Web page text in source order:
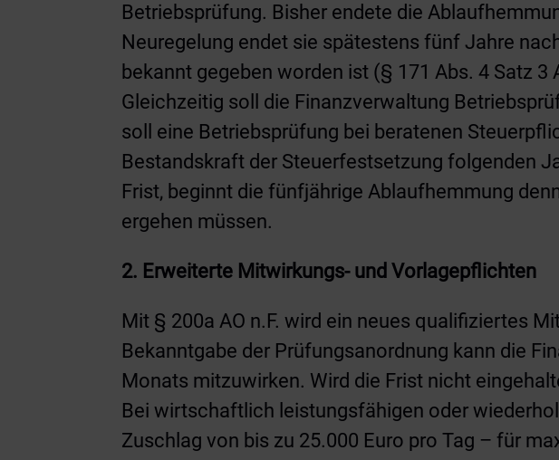
Betriebsprüfung. Bisher endete die
Neuregelung endet sie spätestens fünf Jahre
bekannt gegeben worden ist (§ 171 Abs. 4 Satz 3
Gleichzeitig soll die Finanzverwaltung
soll eine Betriebsprüfung bei beratenen
Bestandskraft der Steuerfestsetzung folgenden
Frist, beginnt die fünfjährige Ablaufhemmung
ergehen müssen.
2. Erweiterte Mitwirkungs- und Vorlagepflichten
Mit § 200a AO n.F. wird ein neues qualifiziertes
Bekanntgabe der Prüfungsanordnung kann die
Monats mitzuwirken. Wird die Frist nicht
Bei wirtschaftlich leistungsfähigen oder
Zuschlag von bis zu 25.000 Euro pro Tag – für